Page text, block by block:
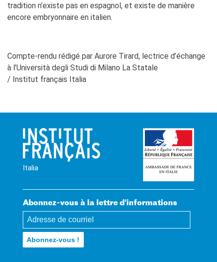
tradition n’existe pas en espagnol, et existe de manière
encore embryonnaire en italien.
Compte-rendu rédigé par Aurore Tirard, lectrice d’échange
à l’Università degli Studi di Milano La Statale
/ Institut français Italia
Italia
Abonnez-vous à la lettre d'informations